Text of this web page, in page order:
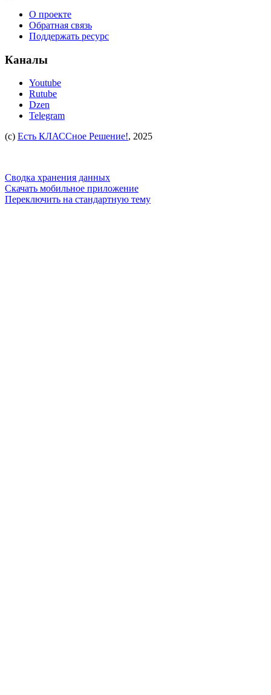
О проекте
Обратная связь
Поддержать ресурс
Каналы
Youtube
Rutube
Dzen
Telegram
(c) Есть КЛАССное Решение!, 2025
Сводка хранения данных
Скачать мобильное приложение
Переключить на стандартную тему